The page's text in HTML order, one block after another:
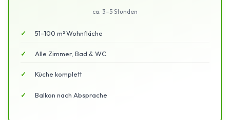
ca. 3–5 Stunden
51–100 m² Wohnfläche
Alle Zimmer, Bad & WC
Küche komplett
Balkon nach Absprache